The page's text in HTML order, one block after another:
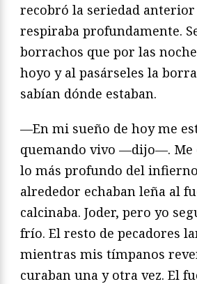
recobró la seriedad
respiraba profundamente.
borrachos que por las
hoyo y al pasárseles la
sabían dónde estaban.
—En mi sueño de hoy me
quemando vivo —dijo—. Me
lo más profundo del
alrededor echaban leña al
calcinaba. Joder, pero yo
frío. El resto de pecadores
mientras mis tímpanos
curaban una y otra vez. El